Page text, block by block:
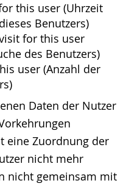
this user (Uhrzeit
Benutzers)
for this user
des Benutzers)
user (Anzahl der
Daten der Nutzer
eine Zuordnung der
nicht mehr
nicht gemeinsam mit